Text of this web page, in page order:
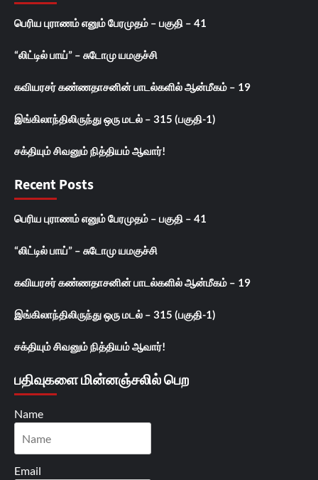
பெரிய புராணம் எனும் பேரமுதம் – பகுதி – 41
“லிட்டில் பாய்” – சுடோமு யமகுச்சி
கவியரசர் கண்ணதாசனின் பாடல்களில் ஆன்மீகம் – 19
இங்கிலாந்திலிருந்து ஒரு மடல் – 315 (பகுதி-1)
சக்தியும் சிவனும் நித்தியம் ஆவார்!
Recent Posts
பெரிய புராணம் எனும் பேரமுதம் – பகுதி – 41
“லிட்டில் பாய்” – சுடோமு யமகுச்சி
கவியரசர் கண்ணதாசனின் பாடல்களில் ஆன்மீகம் – 19
இங்கிலாந்திலிருந்து ஒரு மடல் – 315 (பகுதி-1)
சக்தியும் சிவனும் நித்தியம் ஆவார்!
பதிவுகளை மின்னஞ்சலில் பெற
Name
Email